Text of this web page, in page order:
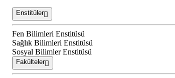
Enstitüler
Fen Bilimleri Enstitüsü
Sağlık Bilimleri Enstitüsü
Sosyal Bilimler Enstitüsü
Fakülteler